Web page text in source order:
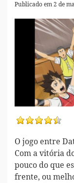
Publicado em 2 de
O jogo entre
Com a vitória
pouco do que
frente, ou